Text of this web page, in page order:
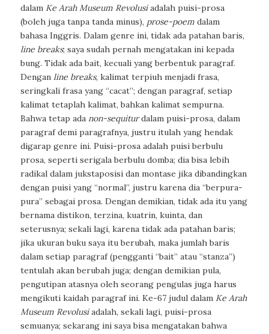
dalam Ke Arah Museum Revolusiadalah puisi-prosa
(boleh juga tanpa tanda minus), prose-poemdalam
bahasa Inggris. Dalam genre ini, tidak ada patahan baris,
line breaks; saya sudah pernah mengatakan ini kepada
bung. Tidak ada bait, kecuali yang berbentuk paragraf.
Dengan line breaks, kalimat terpiuh menjadi frasa,
seringkali frasa yang “cacat”; dengan paragraf, setiap
kalimat tetaplah kalimat, bahkan kalimat sempurna.
Bahwa tetap ada non-sequiturdalam puisi-prosa, dalam
paragraf demi paragrafnya, justru itulah yang hendak
digarap genre ini. Puisi-prosa adalah puisi berbulu
prosa, seperti serigala berbulu domba; dia bisa lebih
radikal dalam jukstaposisi dan montase jika dibandingkan
dengan puisi yang “normal”, justru karena dia “berpura-
pura” sebagai prosa. Dengan demikian, tidak ada itu yang
bernama distikon, terzina, kuatrin, kuinta, dan
seterusnya; sekali lagi, karena tidak ada patahan baris;
jika ukuran buku saya itu berubah, maka jumlah baris
dalam setiap paragraf (pengganti “bait” atau “stanza”)
tentulah akan berubah juga; dengan demikian pula,
pengutipan atasnya oleh seorang pengulas juga harus
mengikuti kaidah paragraf ini. Ke-67 judul dalam Ke Arah
Museum Revolusiadalah, sekali lagi, puisi-prosa
semuanya; sekarang ini saya bisa mengatakan bahwa